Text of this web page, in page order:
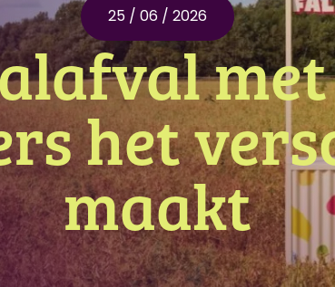
25 / 06 / 2026
het
maakt